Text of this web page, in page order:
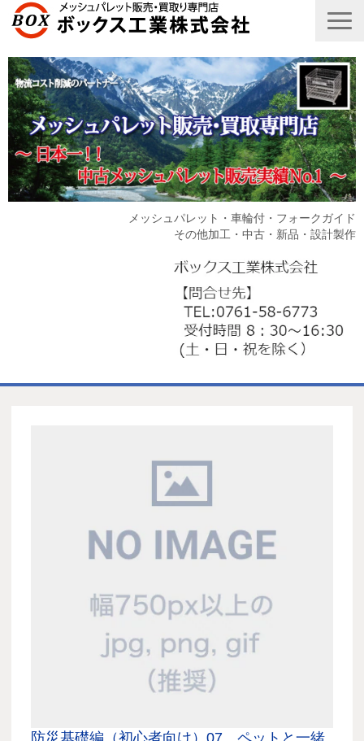
メッシュパレット・車輪付・フォークガイド
その他加工・中古・新品・設計製作
お取引の流れ
製造工場
代理店募集
お問い合わせ
防災基礎編（初心者向け）07＿ペットと一緒